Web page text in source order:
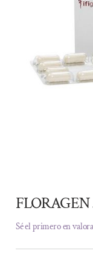
FLORAGEN
Sé el primero en